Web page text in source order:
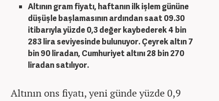
Altının gram fiyatı, haftanın ilk işlem gününe
düşüşle başlamasının ardından saat 09.30
itibarıyla yüzde 0,3 değer kaybederek 4 bin
283 lira seviyesinde bulunuyor. Çeyrek altın 7
bin 90 liradan, Cumhuriyet altını 28 bin 270
liradan satılıyor.
Altının ons fiyatı, yeni günde yüzde 0,9